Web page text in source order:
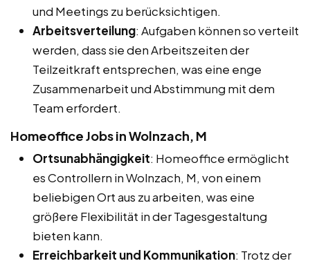
und Meetings zu berücksichtigen.
Arbeitsverteilung: Aufgaben können so verteilt
werden, dass sie den Arbeitszeiten der
Teilzeitkraft entsprechen, was eine enge
Zusammenarbeit und Abstimmung mit dem
Team erfordert.
Homeoffice Jobs in Wolnzach, M
Ortsunabhängigkeit: Homeoffice ermöglicht
es Controllern in Wolnzach, M, von einem
beliebigen Ort aus zu arbeiten, was eine
größere Flexibilität in der Tagesgestaltung
bieten kann.
Erreichbarkeit und Kommunikation: Trotz der